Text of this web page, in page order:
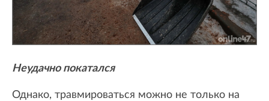
Неудачно покатался
Однако, травмироваться можно не только на